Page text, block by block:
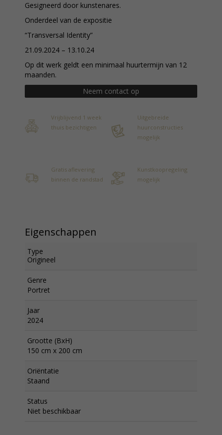
Gesigneerd door kunstenares.
Onderdeel van de expositie
“Transversal Identity”
21.09.2024 – 13.10.24
Op dit werk geldt een minimaal huurtermijn van 12
maanden.
Neem contact op
Vrijblijvend 1 week
thuis bezichtigen
Uitgebreide
huurconstructies
mogelijk
Gratis aflevering
binnen de randstad
Kunstkoopregeling
mogelijk
Eigenschappen
Type
Origineel
Genre
Portret
Jaar
2024
Grootte (BxH)
150 cm x 200 cm
Oriëntatie
Staand
Status
Niet beschikbaar